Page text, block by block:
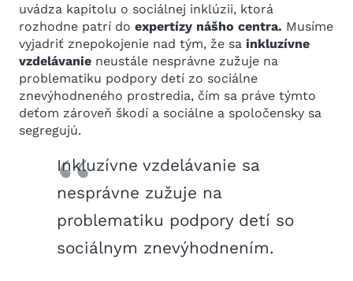
uvádza kapitolu o sociálnej inklúzii, ktorá
rozhodne patrí do expertízy nášho centra. Musíme
vyjadriť znepokojenie nad tým, že sa inkluzívne
vzdelávanie neustále nesprávne zužuje na
problematiku podpory detí zo sociálne
znevýhodneného prostredia, čím sa práve týmto
deťom zároveň škodí a sociálne a spoločensky sa
segregujú.
Inkluzívne vzdelávanie sa
nesprávne zužuje na
problematiku podpory detí so
sociálnym znevýhodnením.